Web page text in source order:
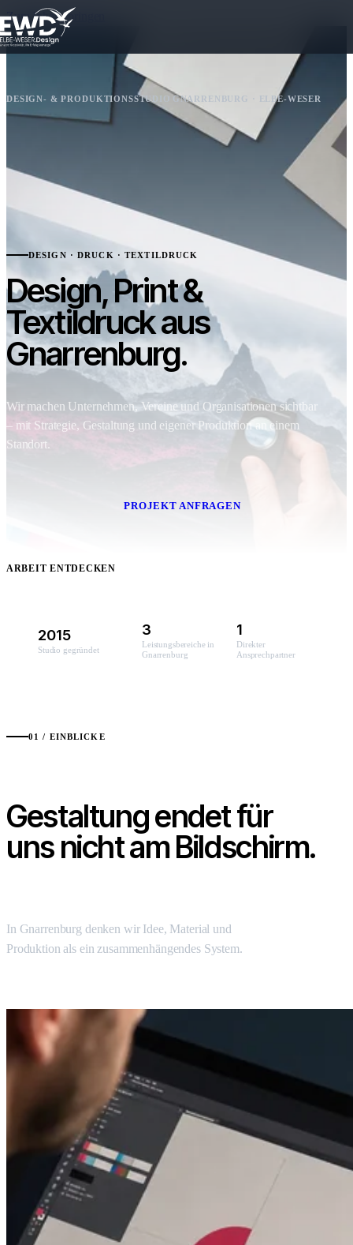
Zum Inhalt springen
DESIGN- & PRODUKTIONSSTUDIO GNARRENBURG · ELBE-WESER
DESIGN · DRUCK · TEXTILDRUCK
Design, Print &
Textildruck aus
Gnarrenburg.
Wir machen Unternehmen, Vereine und Organisationen sichtbar
– mit Strategie, Gestaltung und eigener Produktion an einem
Standort.
PROJEKT ANFRAGEN
ARBEIT ENTDECKEN
2015
Studio gegründet
3
Leistungsbereiche in
Gnarrenburg
1
Direkter
Ansprechpartner
01 / EINBLICKE
Gestaltung endet für
uns nicht am Bildschirm.
In Gnarrenburg denken wir Idee, Material und
Produktion als ein zusammenhängendes System.